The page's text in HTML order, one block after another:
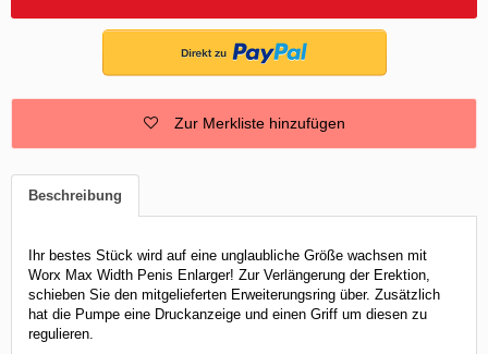
Zur Merkliste hinzufügen
Beschreibung
Ihr bestes Stück wird auf eine unglaubliche Größe wachsen mit
Worx Max Width Penis Enlarger! Zur Verlängerung der Erektion,
schieben Sie den mitgelieferten Erweiterungsring über. Zusätzlich
hat die Pumpe eine Druckanzeige und einen Griff um diesen zu
regulieren.